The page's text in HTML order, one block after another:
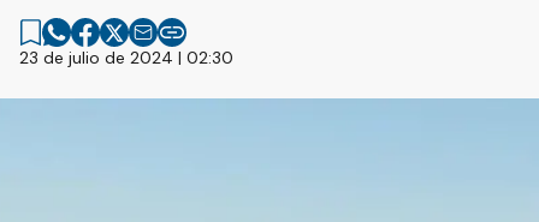
23 de julio de 2024 | 02:30